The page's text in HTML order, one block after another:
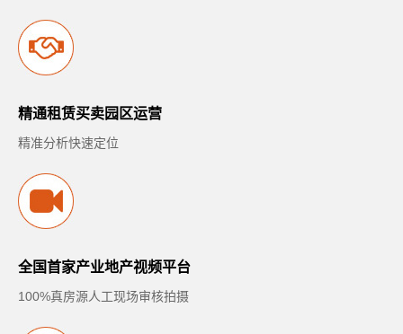
精通租赁买卖园区运营
精准分析快速定位
全国首家产业地产视频平台
100%真房源人工现场审核拍摄